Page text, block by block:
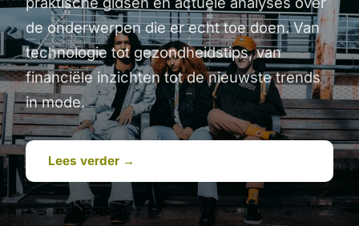
de onderwerpen die er echt toe doen. Van
technologie tot gezondheidstips, van
financiële inzichten tot de nieuwste trends
in mode.
Lees verder →